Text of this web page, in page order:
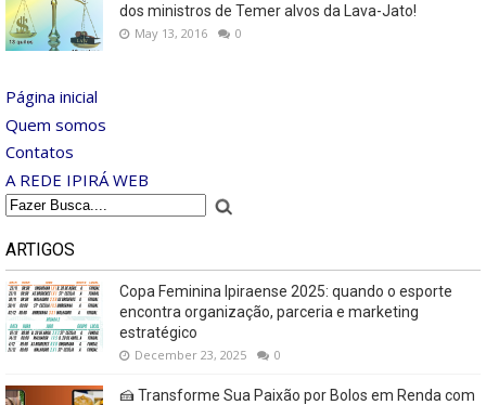
dos ministros de Temer alvos da Lava-Jato!
May 13, 2016 0
Página inicial
Quem somos
Contatos
A REDE IPIRÁ WEB
ARTIGOS
Copa Feminina Ipiraense 2025: quando o esporte
encontra organização, parceria e marketing
estratégico
December 23, 2025 0
🍰 Transforme Sua Paixão por Bolos em Renda com